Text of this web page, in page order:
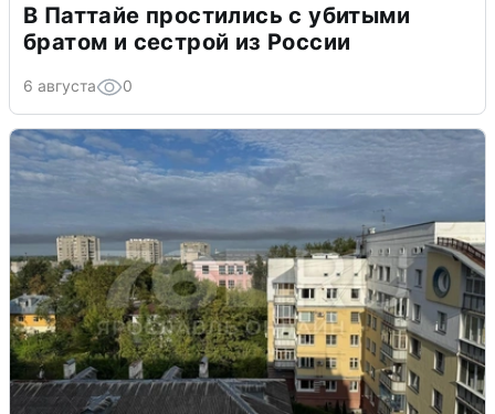
В Паттайе простились с убитыми
братом и сестрой из России
6 августа 0